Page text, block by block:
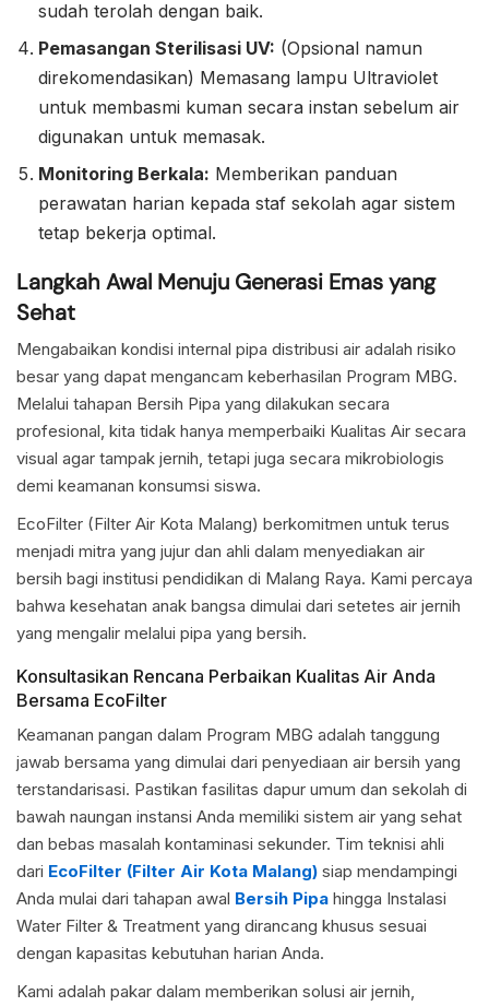
sudah terolah dengan baik.
Pemasangan Sterilisasi UV: (Opsional namun
direkomendasikan) Memasang lampu Ultraviolet
untuk membasmi kuman secara instan sebelum air
digunakan untuk memasak.
Monitoring Berkala: Memberikan panduan
perawatan harian kepada staf sekolah agar sistem
tetap bekerja optimal.
Langkah Awal Menuju Generasi Emas yang
Sehat
Mengabaikan kondisi internal pipa distribusi air adalah risiko
besar yang dapat mengancam keberhasilan Program MBG.
Melalui tahapan Bersih Pipa yang dilakukan secara
profesional, kita tidak hanya memperbaiki Kualitas Air secara
visual agar tampak jernih, tetapi juga secara mikrobiologis
demi keamanan konsumsi siswa.
EcoFilter (Filter Air Kota Malang) berkomitmen untuk terus
menjadi mitra yang jujur dan ahli dalam menyediakan air
bersih bagi institusi pendidikan di Malang Raya. Kami percaya
bahwa kesehatan anak bangsa dimulai dari setetes air jernih
yang mengalir melalui pipa yang bersih.
Konsultasikan Rencana Perbaikan Kualitas Air Anda
Bersama EcoFilter
Keamanan pangan dalam Program MBG adalah tanggung
jawab bersama yang dimulai dari penyediaan air bersih yang
terstandarisasi. Pastikan fasilitas dapur umum dan sekolah di
bawah naungan instansi Anda memiliki sistem air yang sehat
dan bebas masalah kontaminasi sekunder. Tim teknisi ahli
dari EcoFilter (Filter Air Kota Malang) siap mendampingi
Anda mulai dari tahapan awal Bersih Pipa hingga Instalasi
Water Filter & Treatment yang dirancang khusus sesuai
dengan kapasitas kebutuhan harian Anda.
Kami adalah pakar dalam memberikan solusi air jernih,